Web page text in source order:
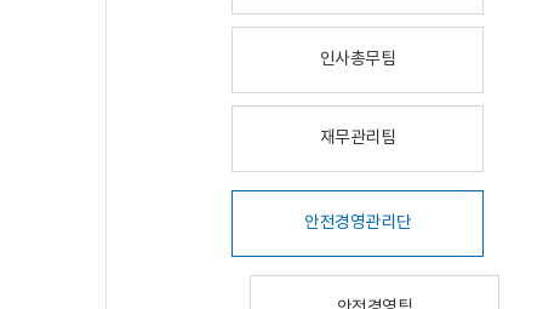
인사총무팀
재무관리팀
안전경영관리단